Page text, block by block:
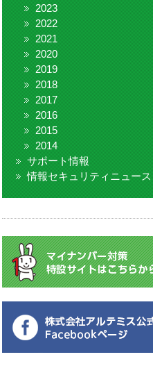
2023
2022
2021
2020
2019
2018
2017
2016
2015
2014
サポート情報
情報セキュリティニュース